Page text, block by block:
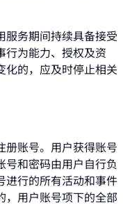
服务期间持续具备接受
行为能力、授权及资
化的，应及时停止相关
册账号。用户获得账号
号和密码由用户自行负
进行的所有活动和事件
，用户账号项下的全部